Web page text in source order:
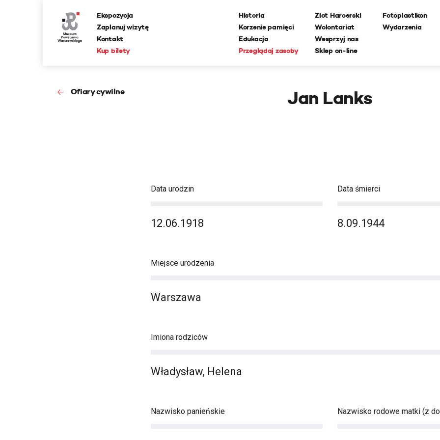
Ekspozycja
Zaplanuj wizytę
Kontakt
Kup bilety
Historia
Korzenie pamięci
Edukacja
Przeglądaj zasoby
Zlot Harcerski
Wolontariat
Wesprzyj nas
Sklep on-line
Fotoplastikon
Wydarzenia
Ofiary cywilne Jan Lanks
Data urodzin
12.06.1918
Data śmierci
8.09.1944
Miejsce urodzenia
Warszawa
Imiona rodziców
Władysław, Helena
Nazwisko panieńskie Nazwisko rodowe matki (z